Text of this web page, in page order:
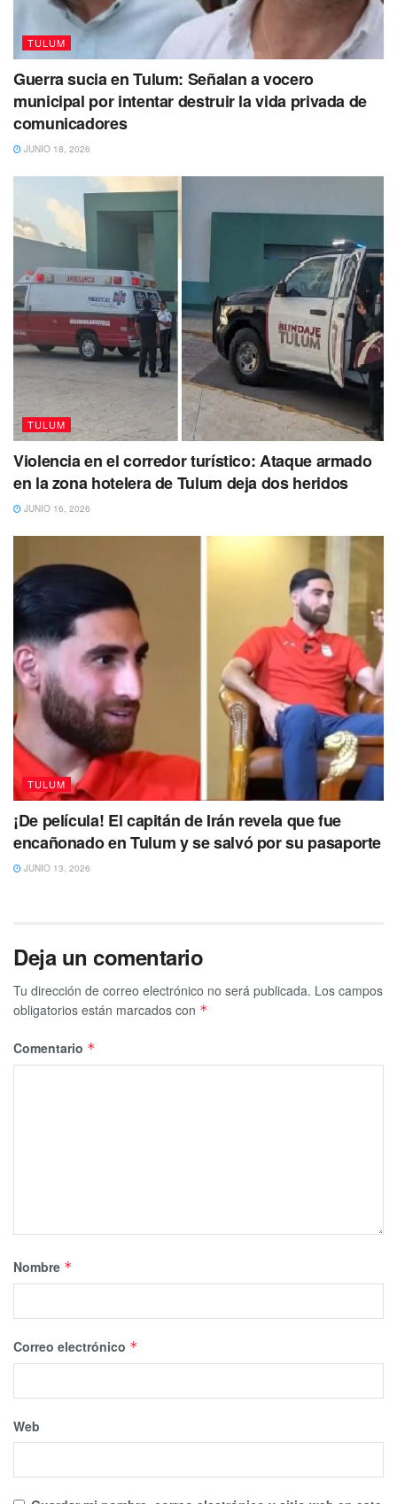
TULUM
Guerra sucia en Tulum: Señalan a vocero
municipal por intentar destruir la vida privada de
comunicadores
JUNIO 18, 2026
TULUM
Violencia en el corredor turístico: Ataque armado
en la zona hotelera de Tulum deja dos heridos
JUNIO 16, 2026
TULUM
¡De película! El capitán de Irán revela que fue
encañonado en Tulum y se salvó por su pasaporte
JUNIO 13, 2026
Deja un comentario
Tu dirección de correo electrónico no será publicada. Los campos
obligatorios están marcados con *
Comentario *
Nombre *
Correo electrónico *
Web